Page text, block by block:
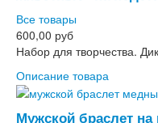
Все товары
600,00 руб
Набор для творчества.
Описание товара
Мужской браслет на